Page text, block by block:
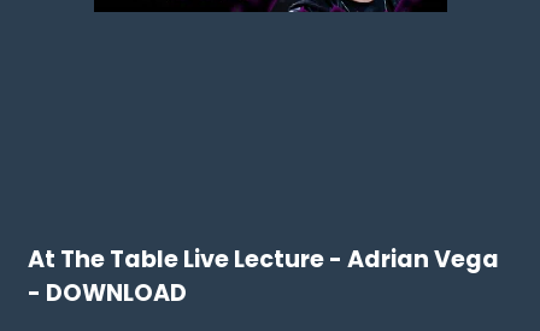
At The Table Live Lecture - Adrian Vega
- DOWNLOAD